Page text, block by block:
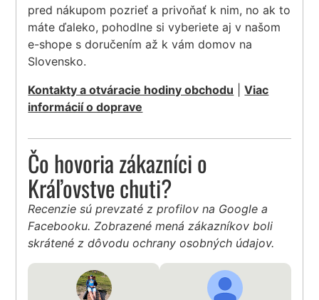
pred nákupom pozrieť a privoňať k nim, no ak to
máte ďaleko, pohodlne si vyberiete aj v našom
e-shope s doručením až k vám domov na
Slovensko.
Kontakty a otváracie hodiny obchodu |Viac
informácií o doprave
Čo hovoria zákazníci o
Kráľovstve chuti?
Recenzie sú prevzaté z profilov na Google a
Facebooku. Zobrazené mená zákazníkov boli
skrátené z dôvodu ochrany osobných údajov.